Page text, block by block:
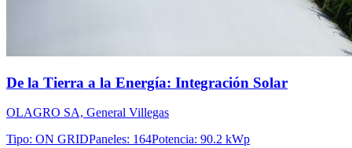
De la Tierra a la Energía: Integración Solar
OLAGRO SA, General Villegas
Tipo: ON GRIDPaneles: 164Potencia: 90.2 kWp